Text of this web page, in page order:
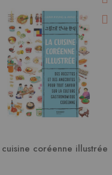
cuisine coréenne illustrée